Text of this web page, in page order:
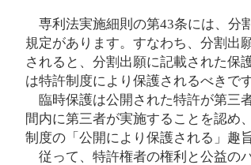
専利法実施細則の第43条には、分
規定があります。すなわち、分割出
されると、分割出願に記載された保
は特許制度により保護されるべきです
臨時保護は公開された特許が第三
間内に第三者が実施することを認め
制度の「公開により保護される」趣
従って、特許権者の権利と公益の